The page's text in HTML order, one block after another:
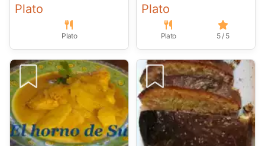
Plato
Plato
Plato
Plato 5 / 5